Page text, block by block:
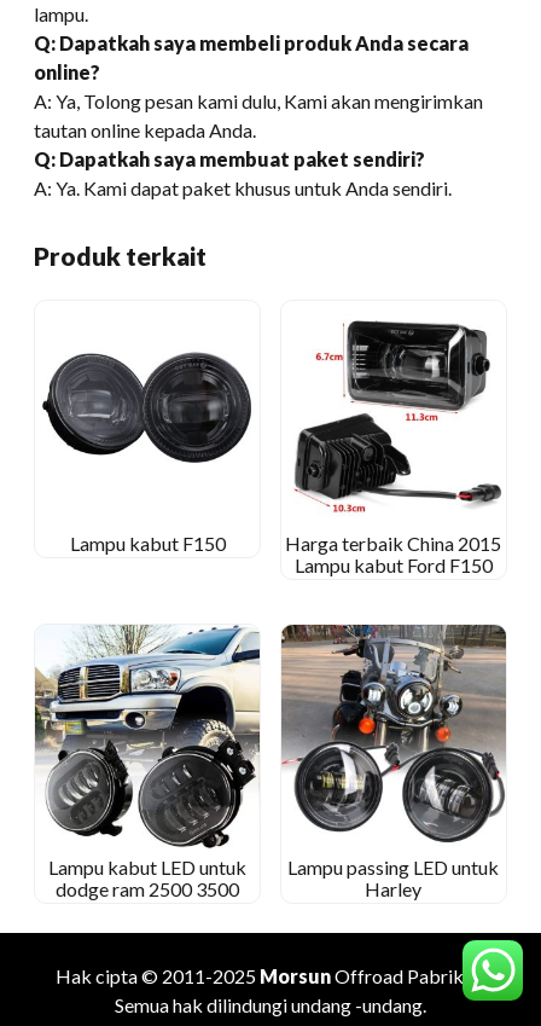
lampu.
Q: Dapatkah saya membeli produk Anda secara
online?
A: Ya, Tolong pesan kami dulu, Kami akan mengirimkan
tautan online kepada Anda.
Q: Dapatkah saya membuat paket sendiri?
A: Ya. Kami dapat paket khusus untuk Anda sendiri.
Produk terkait
Lampu kabut F150
Harga terbaik China 2015
Lampu kabut Ford F150
Lampu kabut LED untuk
dodge ram 2500 3500
Lampu passing LED untuk
Harley
Hak cipta © 2011-2025 MorsunOffroad Pabrikan.
Semua hak dilindungi undang -undang.